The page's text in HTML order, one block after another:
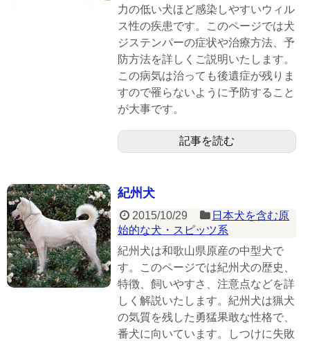
力の低い犬ほど感染しやすいウィル
ス性の疾患です。このページでは犬
ジステンパーの症状や治療方法、予
防方法を詳しくご説明いたします。
この病気は治っても後遺症が残りま
すので罹らないように予防すること
が大事です。
記事を読む
紀州犬
2015/10/29
日本犬を含む原
始的な犬・スピッツ系
紀州犬は和歌山県原産の中型犬で
す。このページでは紀州犬の歴史、
特徴、飼いやすさ、注意点などを詳
しく解説いたします。紀州犬は猟犬
の気質を残した勇猛果敢な性格で、
番犬に向いています。しつけに失敗